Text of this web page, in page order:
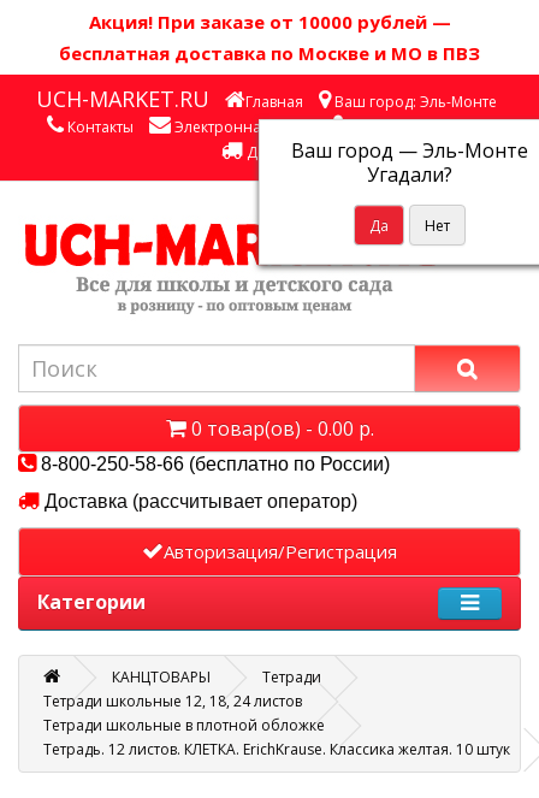
Акция! При заказе от 10000 рублей —
бесплатная доставка по Москве и МО в ПВЗ
UCH-MARKET.RU Главная Ваш город: Эль-Монте
Ваш город —Эль-Монте
Угадали?
Контакты Электронная почта
Личный кабинет
Доставка
0 товар(ов) - 0.00 р.
8-800-250-58-66 (бесплатно по России)
Доставка (рассчитывает оператор)
Авторизация/Регистрация
Категории
КАНЦТОВАРЫ
Тетради
Тетради школьные 12, 18, 24 листов
Тетради школьные в плотной обложке
Тетрадь. 12 листов. КЛЕТКА. ErichKrause. Классика желтая. 10 штук